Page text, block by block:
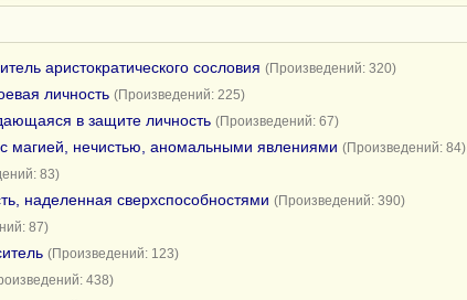
аристократического сословия (Произведений: 320)
личность (Произведений: 225)
в защите личность (Произведений: 67)
магией, нечистью, аномальными явлениями (Произведений: 84)
83)
наделенная сверхспособностями (Произведений: 390)
87)
(Произведений: 123)
438)